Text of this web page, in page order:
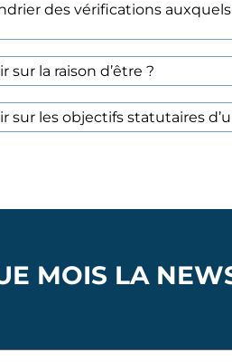
des vérifications
sur la raison d’être ?
sur les objectifs statutaires
MOIS LA